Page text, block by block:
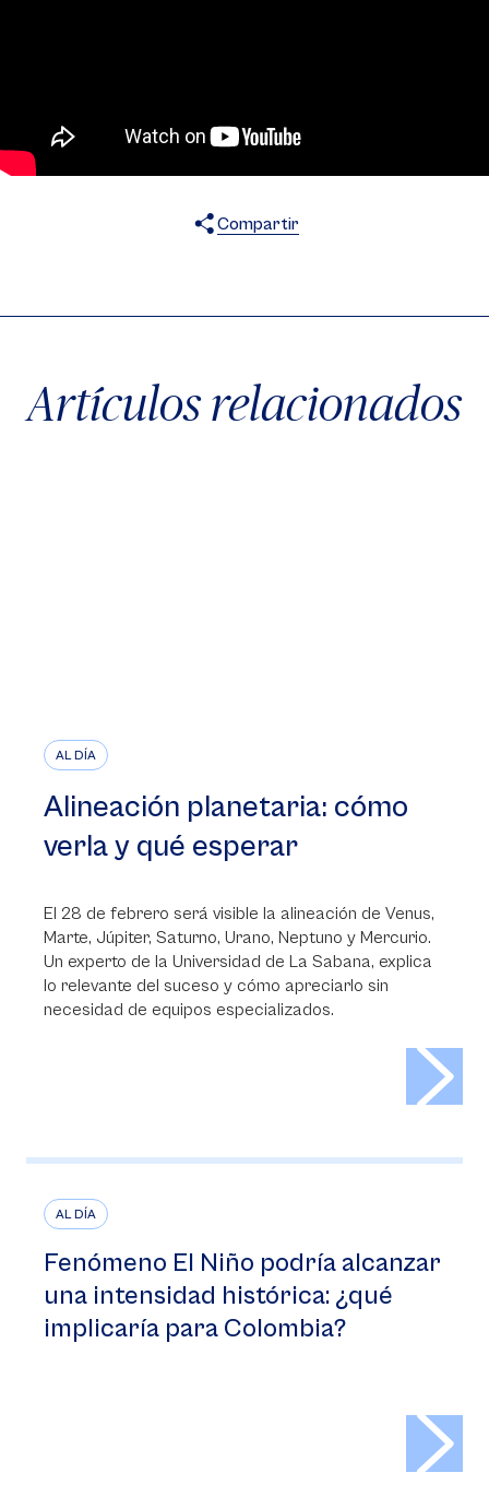
Compartir
Artículos relacionados
AL DÍA
Alineación planetaria: cómo
verla y qué esperar
El 28 de febrero será visible la alineación de Venus,
Marte, Júpiter, Saturno, Urano, Neptuno y Mercurio.
Un experto de la Universidad de La Sabana, explica
lo relevante del suceso y cómo apreciarlo sin
necesidad de equipos especializados.
AL DÍA
Fenómeno El Niño podría alcanzar
una intensidad histórica: ¿qué
implicaría para Colombia?